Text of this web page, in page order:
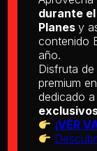
2025
2026
durante
Planes y
contenido
año.
Disfruta
premium
dedicado
¡VER